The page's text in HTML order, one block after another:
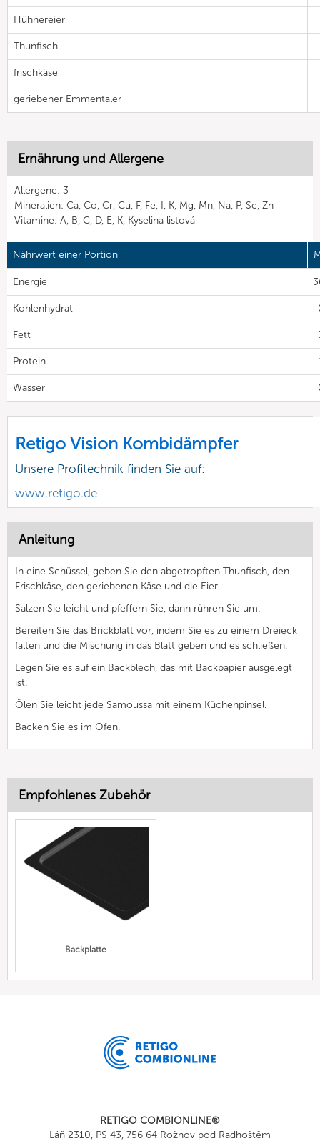
Hühnereier
Thunfisch
frischkäse
geriebener Emmentaler
Ernährung und Allergene
Allergene: 3
Mineralien: Ca, Co, Cr, Cu, F, Fe, I, K, Mg, Mn, Na, P, Se, Zn
Vitamine: A, B, C, D, E, K, Kyselina listová
Nährwert einer Portion
Energie
Kohlenhydrat
Fett
Protein
Wasser
Retigo Vision Kombidämpfer
Unsere Profitechnik finden Sie auf:
www.retigo.de
Anleitung
In eine Schüssel, geben Sie den abgetropften Thunfisch, den
Frischkäse, den geriebenen Käse und die Eier.
Salzen Sie leicht und pfeffern Sie, dann rühren Sie um.
Bereiten Sie das Brickblatt vor, indem Sie es zu einem Dreieck
falten und die Mischung in das Blatt geben und es schließen.
Legen Sie es auf ein Backblech, das mit Backpapier ausgelegt
ist.
Ölen Sie leicht jede Samoussa mit einem Küchenpinsel.
Backen Sie es im Ofen.
Empfohlenes Zubehör
Backplatte
RETIGO COMBIONLINE®
Láň 2310, PS 43, 756 64 Rožnov pod Radhoštěm